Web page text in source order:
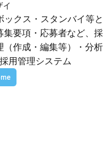
イ
クス・スタンバイ等と
要項・応募者など、採
（作成・編集等）・分析
用管理システム